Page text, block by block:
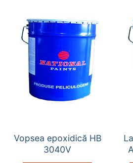
Vopsea epoxidică HB
3040V